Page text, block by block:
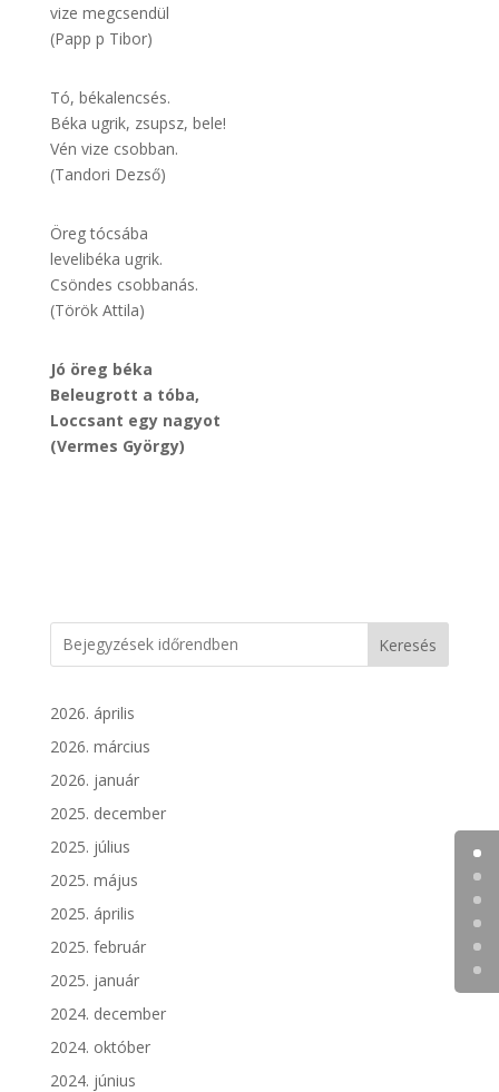
vize megcsendül
(Papp p Tibor)
Tó, békalencsés.
Béka ugrik, zsupsz, bele!
Vén vize csobban.
(Tandori Dezső)
Öreg tócsába
levelibéka ugrik.
Csöndes csobbanás.
(Török Attila)
Jó öreg béka
Beleugrott a tóba,
Loccsant egy nagyot
(Vermes György)
Keresés
2026. április
2026. március
2026. január
2025. december
2025. július
2025. május
2025. április
2025. február
2025. január
2024. december
2024. október
2024. június